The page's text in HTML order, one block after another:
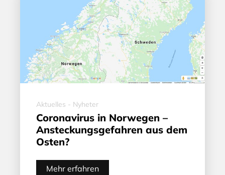
Aktuelles - Nyheter
Coronavirus in Norwegen –
Ansteckungsgefahren aus dem
Osten?
Mehr erfahren